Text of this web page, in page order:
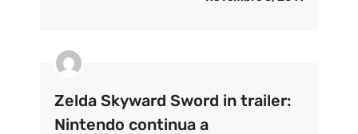
Zelda Skyward Sword in trailer:
Nintendo continua a